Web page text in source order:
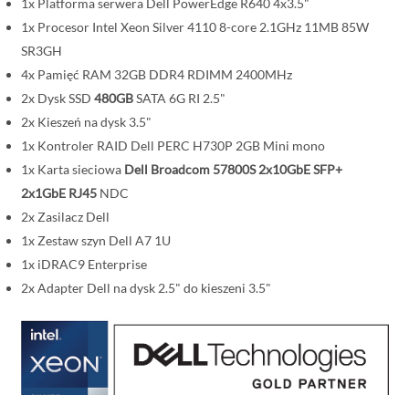
1x Platforma serwera Dell PowerEdge R640 4x3.5"
1x Procesor Intel Xeon Silver 4110 8-core 2.1GHz 11MB 85W
SR3GH
4x Pamięć RAM 32GB DDR4 RDIMM 2400MHz
2x Dysk SSD 480GBSATA 6G RI 2.5"
2x Kieszeń na dysk 3.5"
1x Kontroler RAID Dell PERC H730P 2GB Mini mono
1x Karta sieciowa Dell Broadcom 57800S 2x10GbE SFP+
2x1GbE RJ45 NDC
2x Zasilacz Dell
1x Zestaw szyn Dell A7 1U
1x iDRAC9 Enterprise
2x Adapter Dell na dysk 2.5" do kieszeni 3.5"